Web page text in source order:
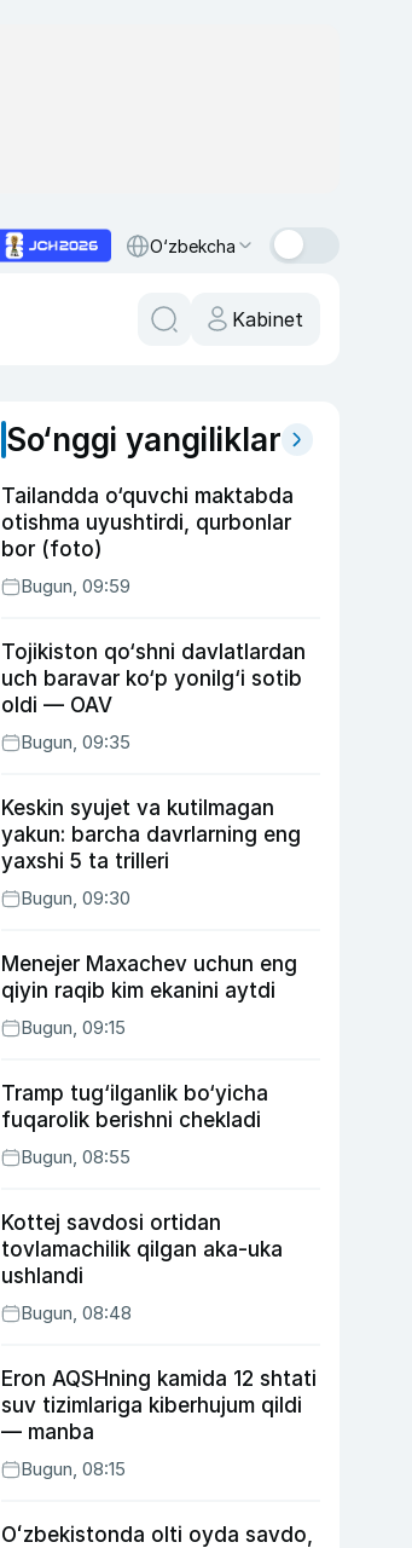
O‘zbekcha
Kabinet
So‘nggi yangiliklar
Tailandda o‘quvchi maktabda
otishma uyushtirdi, qurbonlar
bor (foto)
Bugun, 09:59
Tojikiston qo‘shni davlatlardan
uch baravar ko‘p yonilg‘i sotib
oldi — OAV
Bugun, 09:35
Keskin syujet va kutilmagan
yakun: barcha davrlarning eng
yaxshi 5 ta trilleri
Bugun, 09:30
Menejer Maxachev uchun eng
qiyin raqib kim ekanini aytdi
Bugun, 09:15
Tramp tug‘ilganlik bo‘yicha
fuqarolik berishni chekladi
Bugun, 08:55
Kottej savdosi ortidan
tovlamachilik qilgan aka-uka
ushlandi
Bugun, 08:48
Eron AQSHning kamida 12 shtati
suv tizimlariga kiberhujum qildi
— manba
Bugun, 08:15
Oʻzbekistonda olti oyda savdo,